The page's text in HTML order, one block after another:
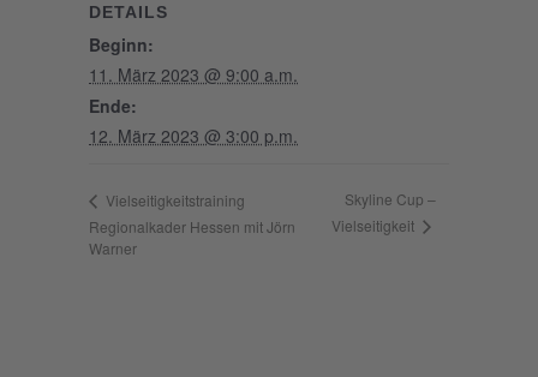
DETAILS
Beginn:
11. März 2023 @ 9:00 a.m.
Ende:
12. März 2023 @ 3:00 p.m.
Vielseitigkeitstraining
Regionalkader Hessen mit Jörn
Warner
Skyline Cup –
Vielseitigkeit